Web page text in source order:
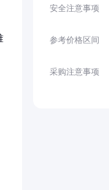
安全注意事项
参考价格区间
采购注意事项